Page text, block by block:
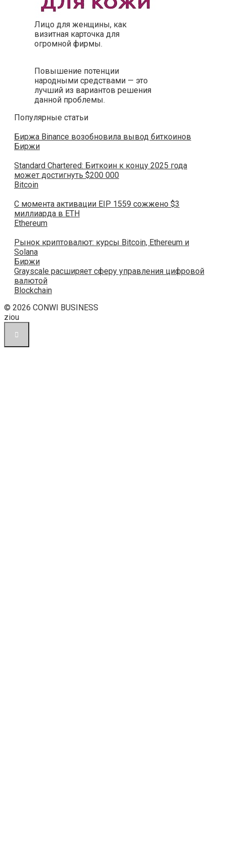
Лицо для женщины, как
визитная карточка для
огромной фирмы.
Повышение потенции
народными средствами — это
лучший из вариантов решения
данной проблемы.
Популярные статьи
Биржа Binance возобновила вывод биткоинов
Биржи
Standard Chartered: Биткоин к концу 2025 года
может достигнуть $200 000
Bitcoin
С момента активации EIP 1559 сожжено $3
миллиарда в ETH
Ethereum
Рынок криптовалют: курсы Bitcoin, Ethereum и
Solana
Биржи
Grayscale расширяет сферу управления цифровой
валютой
Blockchain
© 2026 CONWI BUSINESS
ziou